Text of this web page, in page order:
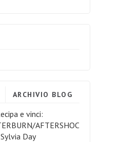
ARCHIVIO BLOG
e vinci:
AFTERSHOC
Day